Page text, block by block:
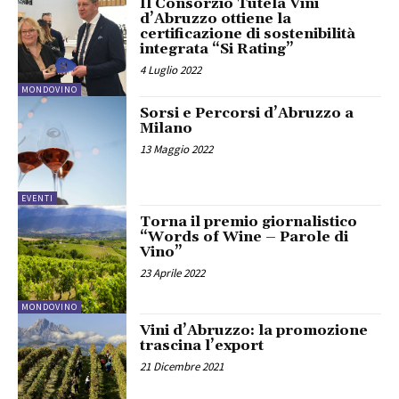
MONDOVINO
Il Consorzio Tutela Vini
d’Abruzzo ottiene la
certificazione di sostenibilità
integrata “Si Rating”
4 Luglio 2022
EVENTI
Sorsi e Percorsi d’Abruzzo a
Milano
13 Maggio 2022
MONDOVINO
Torna il premio giornalistico
“Words of Wine – Parole di
Vino”
23 Aprile 2022
Vini d’Abruzzo: la promozione
trascina l’export
21 Dicembre 2021